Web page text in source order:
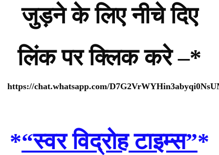
जुड़ने के लिए नीचे दिए
लिंक पर क्लिक करे –*
https://chat.whatsapp.com/
*“स्वर विद्रोह टाइम्स”*